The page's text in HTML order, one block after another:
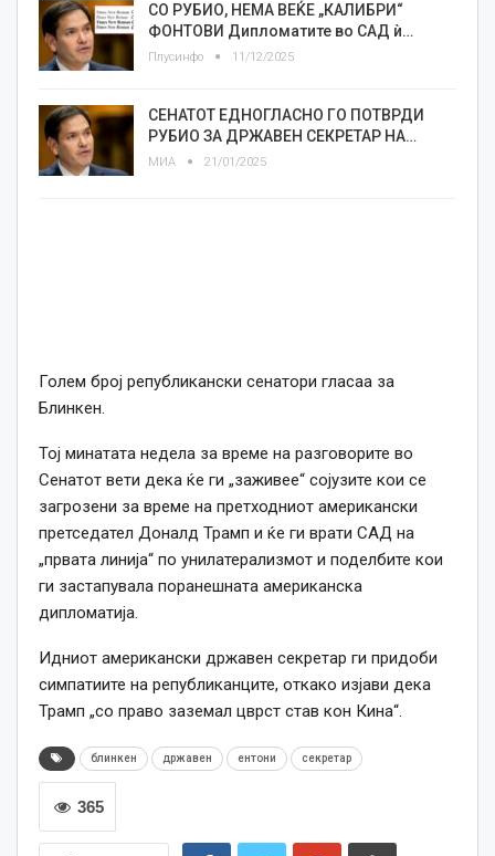
СО РУБИО, НЕМА ВЕЌЕ „КАЛИБРИ“
ФОНТОВИ Дипломатите во САД ѝ…
Плусинфо 11/12/2025
СЕНАТОТ ЕДНОГЛАСНО ГО ПОТВРДИ
РУБИО ЗА ДРЖАВЕН СЕКРЕТАР НА…
МИА 21/01/2025
Голем број републикански сенатори гласаа за
Блинкен.
Тој минатата недела за време на разговорите во
Сенатот вети дека ќе ги „заживее“ сојузите кои се
загрозени за време на претходниот американски
претседател Доналд Трамп и ќе ги врати САД на
„првата линија“ по унилатерализмот и поделбите кои
ги застапувала поранешната американска
дипломатија.
Идниот американски државен секретар ги придоби
симпатиите на републиканците, откако изјави дека
Трамп „со право заземал цврст став кон Кина“.
блинкен државен ентони секретар
365